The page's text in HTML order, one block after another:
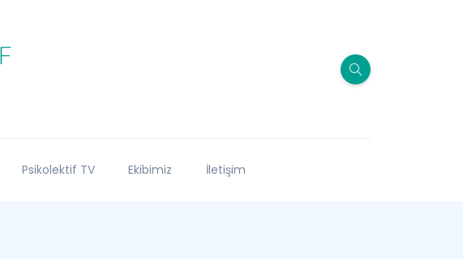
Psikolektif TV Ekibimiz İletişim